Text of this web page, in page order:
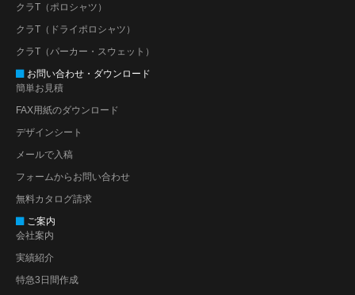
クラT（ポロシャツ）
クラT（ドライポロシャツ）
クラT（パーカー・スウェット）
お問い合わせ・ダウンロード
簡単お見積
FAX用紙のダウンロード
デザインシート
メールで入稿
フォームからお問い合わせ
無料カタログ請求
ご案内
会社案内
実績紹介
特急3日間作成